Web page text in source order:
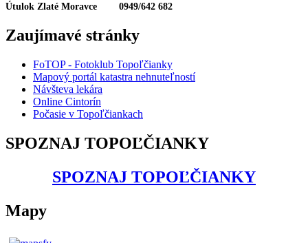
Útulok Zlaté Moravce 0949/642 682
Zaujímavé stránky
FoTOP - Fotoklub Topoľčianky
Mapový portál katastra nehnuteľností
Návšteva lekára
Online Cintorín
Počasie v Topoľčiankach
SPOZNAJ TOPOĽČIANKY
SPOZNAJ TOPOĽČIANKY
Mapy